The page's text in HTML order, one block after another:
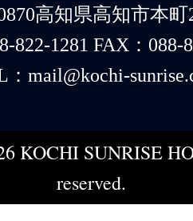
高知県高知市本町
822-1281 FAX：088-
mail@kochi-
KOCHI SUNRISE
reserved.